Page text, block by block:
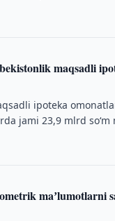
maqsadli
ipoteka
jami 23,9 mlrd so‘m
maʼlumotlarni